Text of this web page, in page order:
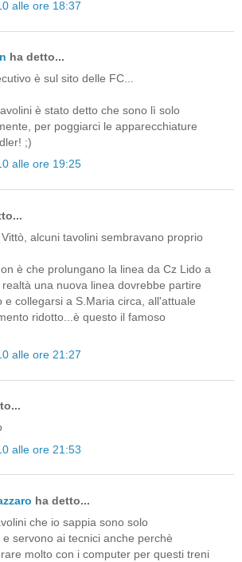
alle ore 18:37
ha detto...
è sul sito delle FC...
è stato detto che sono lì solo
per poggiarci le apparecchiature
;)
alle ore 19:25
alcuni tavolini sembravano proprio
è che prolungano la linea da Cz Lido a
una nuova linea dovrebbe partire
e collegarsi a S.Maria circa, all'attuale
ridotto...è questo il famoso
alle ore 21:27
alle ore 21:53
ha detto...
che io sappia sono solo
servono ai tecnici anche perchè
molto con i computer per questi treni